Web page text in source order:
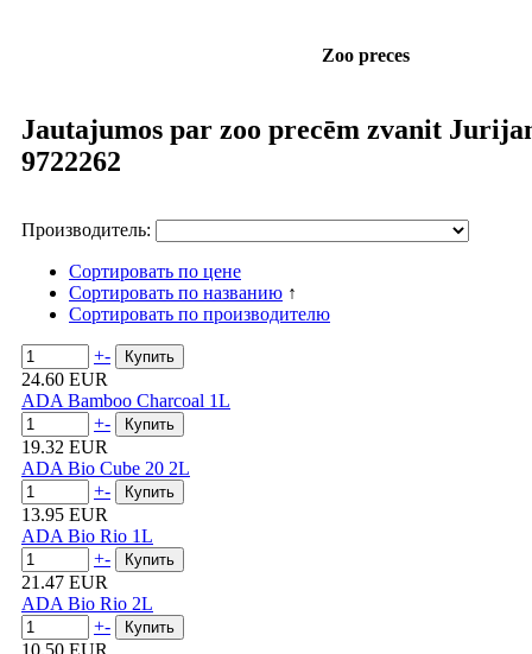
Zoo preces
Jautajumos par zoo precēm zvanit
9722262
Производитель:
Сортировать по цене
Сортировать по названию ↑
Сортировать по производителю
+-
24.60 EUR
ADA Bamboo Charcoal 1L
+-
19.32 EUR
ADA Bio Cube 20 2L
+-
13.95 EUR
ADA Bio Rio 1L
+-
21.47 EUR
ADA Bio Rio 2L
+-
10.50 EUR